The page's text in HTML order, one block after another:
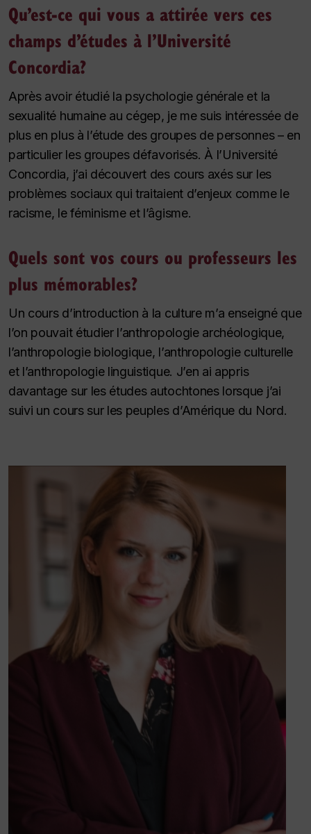
Qu’est-ce qui vous a attirée vers ces
champs d’études à l’Université
Concordia?
Après avoir étudié la psychologie générale et la
sexualité humaine au cégep, je me suis intéressée de
plus en plus à l’étude des groupes de personnes – en
particulier les groupes défavorisés. À l’Université
Concordia, j’ai découvert des cours axés sur les
problèmes sociaux qui traitaient d’enjeux comme le
racisme, le féminisme et l’âgisme.
Quels sont vos cours ou professeurs les
plus mémorables?
Un cours d’introduction à la culture m’a enseigné que
l’on pouvait étudier l’anthropologie archéologique,
l’anthropologie biologique, l’anthropologie culturelle
et l’anthropologie linguistique. J’en ai appris
davantage sur les études autochtones lorsque j’ai
suivi un cours sur les peuples d’Amérique du Nord.